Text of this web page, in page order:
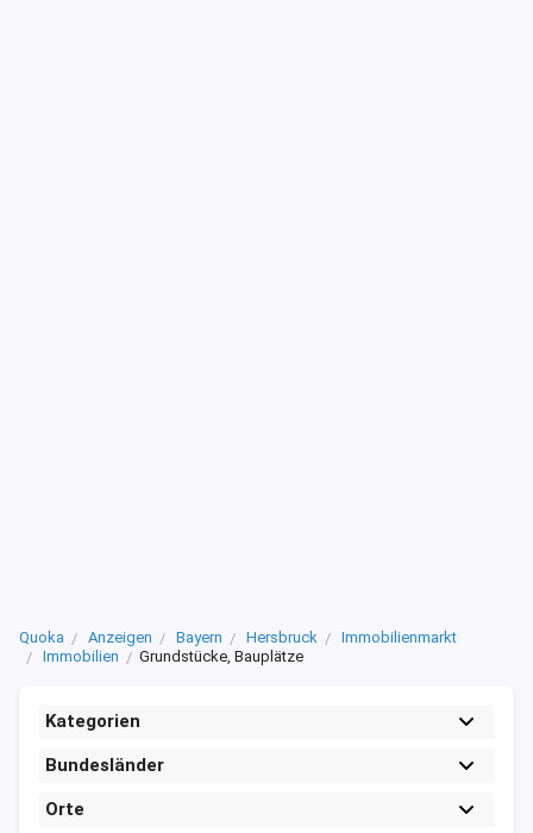
Quoka Anzeigen Bayern Hersbruck
Immobilienmarkt
Immobilien
Grundstücke, Bauplätze
Kategorien
Bundesländer
Orte